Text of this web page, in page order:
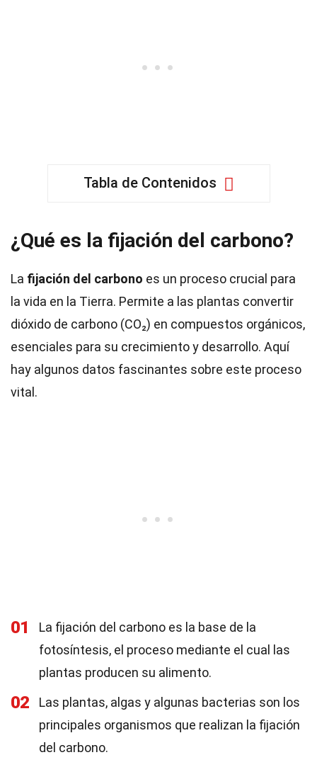
Tabla de Contenidos
¿Qué es la fijación del carbono?
La fijación del carbono es un proceso crucial para
la vida en la Tierra. Permite a las plantas convertir
dióxido de carbono (CO₂) en compuestos orgánicos,
esenciales para su crecimiento y desarrollo. Aquí
hay algunos datos fascinantes sobre este proceso
vital.
01
La fijación del carbono es la base de la
fotosíntesis, el proceso mediante el cual las
plantas producen su alimento.
02
Las plantas, algas y algunas bacterias son los
principales organismos que realizan la fijación
del carbono.